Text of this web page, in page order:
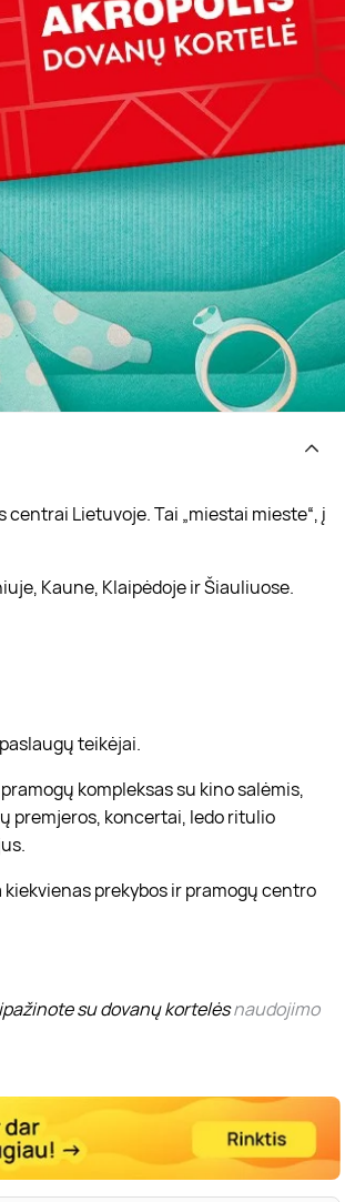
Lietuvoje. Tai „miestai mieste“, į
Kaune, Klaipėdoje ir Šiauliuose.
teikėjai.
kompleksas su kino salėmis,
premjeros, koncertai, ledo ritulio
prekybos ir pramogų centro
su dovanų kortelėsnaudojimo